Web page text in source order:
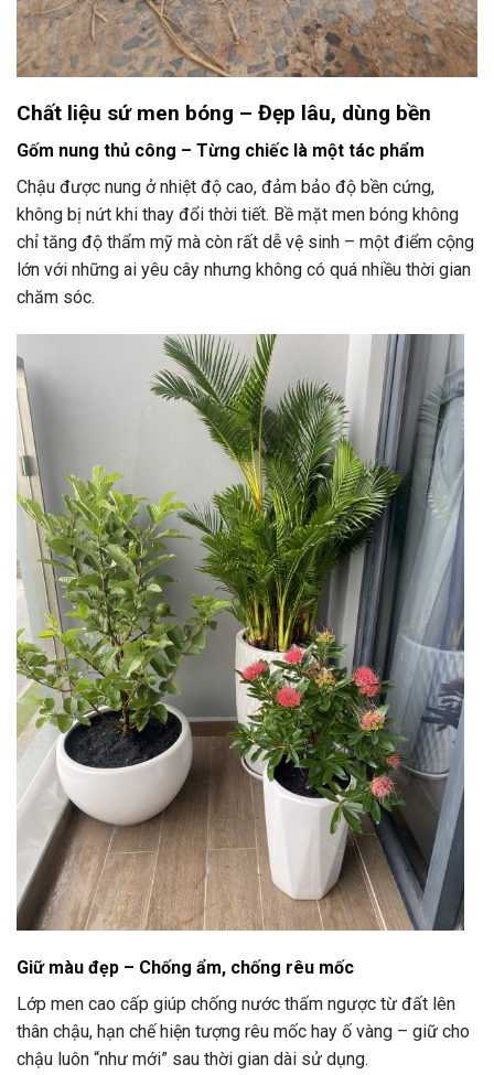
Chất liệu sứ men bóng – Đẹp lâu, dùng bền
Gốm nung thủ công – Từng chiếc là một tác phẩm
Chậu được nung ở nhiệt độ cao, đảm bảo độ bền cứng,
không bị nứt khi thay đổi thời tiết. Bề mặt men bóng không
chỉ tăng độ thẩm mỹ mà còn rất dễ vệ sinh – một điểm cộng
lớn với những ai yêu cây nhưng không có quá nhiều thời gian
chăm sóc.
Giữ màu đẹp – Chống ẩm, chống rêu mốc
Lớp men cao cấp giúp chống nước thấm ngược từ đất lên
thân chậu, hạn chế hiện tượng rêu mốc hay ố vàng – giữ cho
chậu luôn “như mới” sau thời gian dài sử dụng.